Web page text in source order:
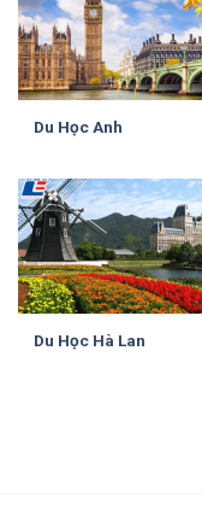
Du Học Anh
Du Học Hà Lan